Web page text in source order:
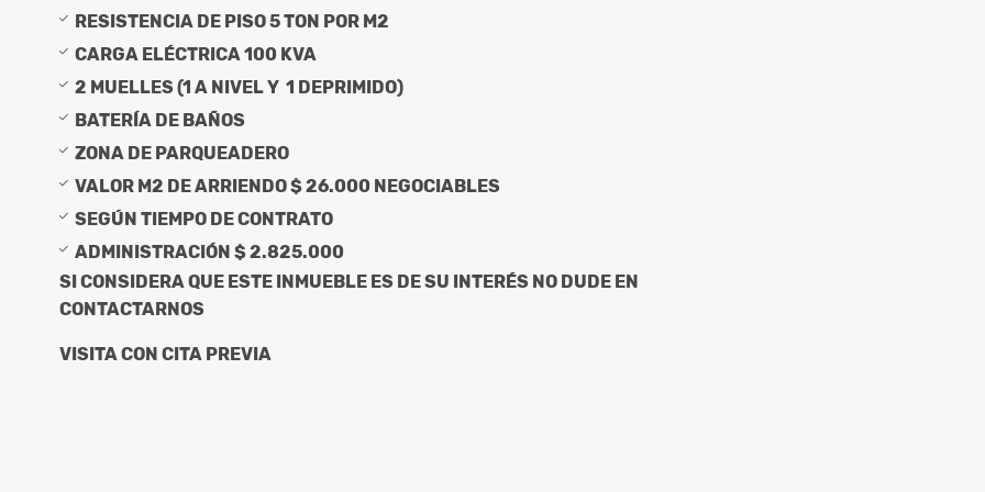
RESISTENCIA DE PISO 5 TON POR M2
CARGA ELÉCTRICA 100 KVA
2 MUELLES (1 A NIVEL Y 1 DEPRIMIDO)
BATERÍA DE BAÑOS
ZONA DE PARQUEADERO
VALOR M2 DE ARRIENDO $ 26.000 NEGOCIABLES
SEGÚN TIEMPO DE CONTRATO
ADMINISTRACIÓN $ 2.825.000
SI CONSIDERA QUE ESTE INMUEBLE ES DE SU INTERÉS NO DUDE EN
CONTACTARNOS
VISITA CON CITA PREVIA